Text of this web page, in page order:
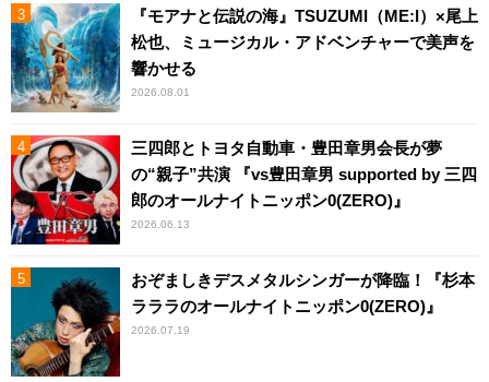
『モアナと伝説の海』TSUZUMI（ME:I）×尾上
松也、ミュージカル・アドベンチャーで美声を
響かせる
2026.08.01
三四郎とトヨタ自動車・豊田章男会長が夢
の“親子”共演 『vs豊田章男 supported by 三四
郎のオールナイトニッポン0(ZERO)』
2026.06.13
おぞましきデスメタルシンガーが降臨！『杉本
ラララのオールナイトニッポン0(ZERO)』
2026.07.19